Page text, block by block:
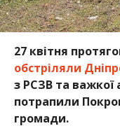
27 квітня
обстріляли
з РСЗВ та важкої
потрапили
громади.